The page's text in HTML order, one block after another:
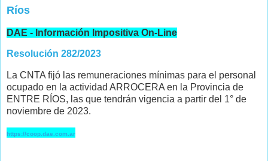
Ríos
DAE - Información Impositiva On-Line
Resolución 282/2023
La CNTA fijó las remuneraciones mínimas para el personal
ocupado en la actividad ARROCERA en la Provincia de
ENTRE RÍOS, las que tendrán vigencia a partir del 1° de
noviembre de 2023.
https://coop.dae.com.ar